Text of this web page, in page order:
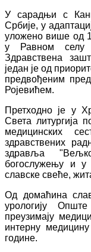
У сарадњи с
Србије, у
уложено више од
у Равном
Здравствена
један је од
предвођеним
Ројевићем.
Претходно је у
Света литургија
медицинских
здравствених
здравља
богослужењу и у
славске свеће,
Од домаћина
урологију
преузимају
интерну
године.